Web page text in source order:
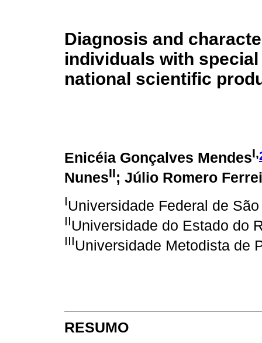
Diagnosis and
individuals with
national scientific
Enicéia Gonçalves MendesI,
NunesII; Júlio Romero
IUniversidade Federal de
IIUniversidade do Estado do
IIIUniversidade Metodista de
RESUMO